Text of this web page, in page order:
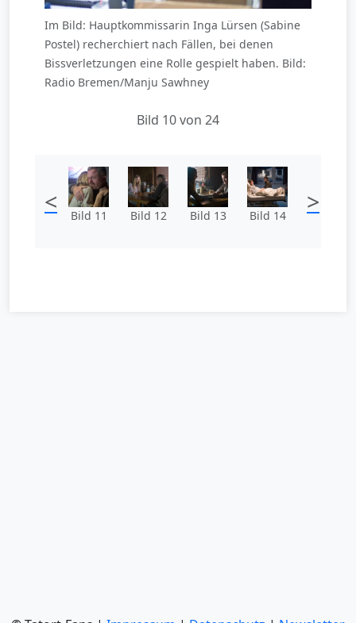
Im Bild: Hauptkommissarin Inga Lürsen (Sabine
Postel) recherchiert nach Fällen, bei denen
Bissverletzungen eine Rolle gespielt haben. Bild:
Radio Bremen/Manju Sawhney
Bild 10 von 24
< Bild 11 Bild 12 Bild 13 Bild 14 >